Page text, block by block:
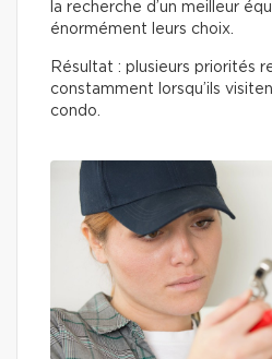
la recherche d’un meilleur
énormément leurs choix.
Résultat : plusieurs priorités
constamment lorsqu’ils
condo.